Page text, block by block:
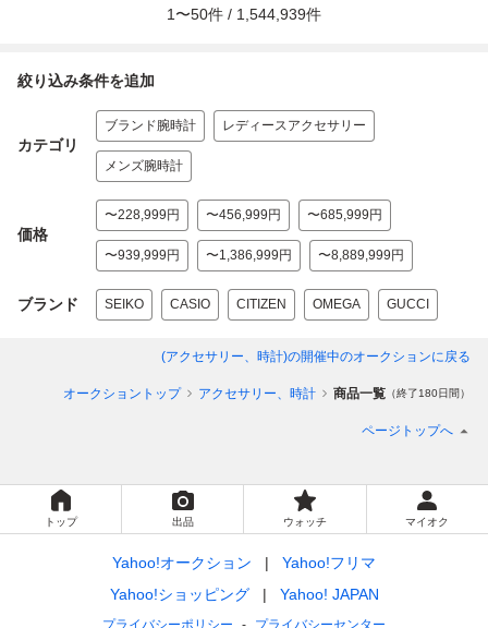
1 〜50件 / 1,544,939件
絞り込み条件を追加
カテゴリ
ブランド腕時計 レディースアクセサリー
メンズ腕時計
価格
〜228,999円 〜456,999円 〜685,999円
〜939,999円 〜1,386,999円 〜8,889,999円
ブランド SEIKO CASIO CITIZEN OMEGA GUCCI
(アクセサリー、時計)の開催中のオークションに戻る
オークショントップ アクセサリー、時計 商品一覧 （終了180日間）
ページトップへ
トップ 出品 ウォッチ マイオク
Yahoo!オークション
Yahoo!フリマ
Yahoo!ショッピング
Yahoo! JAPAN
プライバシーポリシー プライバシーセンター